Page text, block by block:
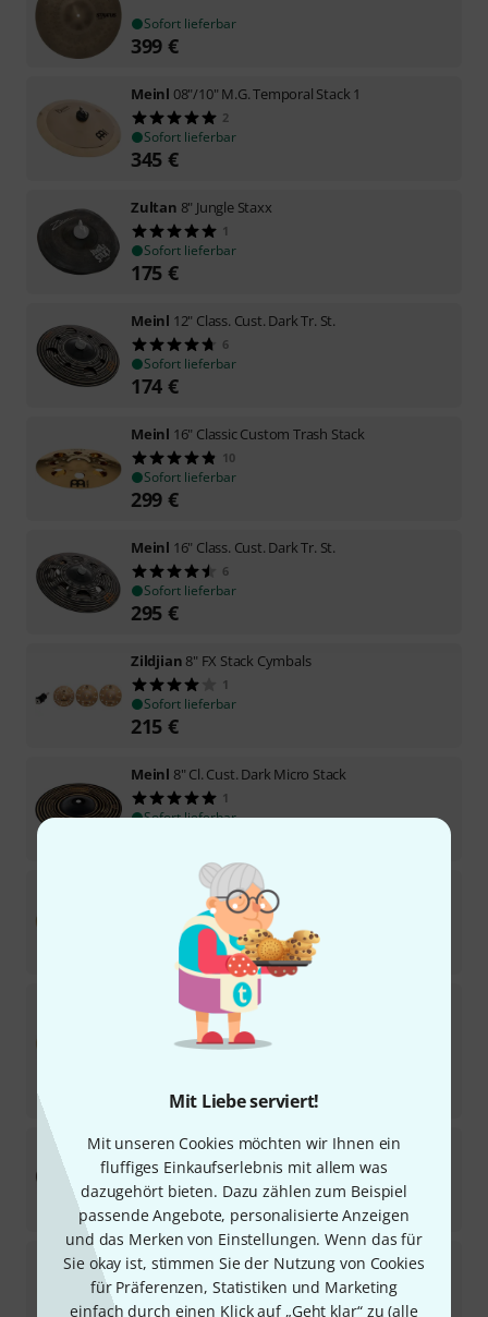
Mit Liebe serviert!
Mit unseren Cookies möchten wir Ihnen ein
fluffiges Einkaufserlebnis mit allem was
dazugehört bieten. Dazu zählen zum Beispiel
passende Angebote, personalisierte Anzeigen
und das Merken von Einstellungen. Wenn das für
Sie okay ist, stimmen Sie der Nutzung von Cookies
für Präferenzen, Statistiken und Marketing
einfach durch einen Klick auf „Geht klar“ zu (alle
Sofort lieferbar
399 €
Meinl 08"/10" M.G. Temporal Stack 1
2
Sofort lieferbar
345 €
Zultan 8" Jungle Staxx
1
Sofort lieferbar
175 €
Meinl 12" Class. Cust. Dark Tr. St.
6
Sofort lieferbar
174 €
Meinl 16" Classic Custom Trash Stack
10
Sofort lieferbar
299 €
Meinl 16" Class. Cust. Dark Tr. St.
6
Sofort lieferbar
295 €
Zildjian 8" FX Stack Cymbals
1
Sofort lieferbar
215 €
Meinl 8" Cl. Cust. Dark Micro Stack
1
Sofort lieferbar
Super Stack - Thomas Lang
5
In 4–5 Wochen lieferbar
HCS Smack Stack 5 pcs.
1
Sofort lieferbar
30-Tage-Bestpreis:259
MeinlByzance V. Smack Stack Add On
2
Sofort lieferbar
229 €
SabianXSR Fast Stax
4
Auf Anfrage